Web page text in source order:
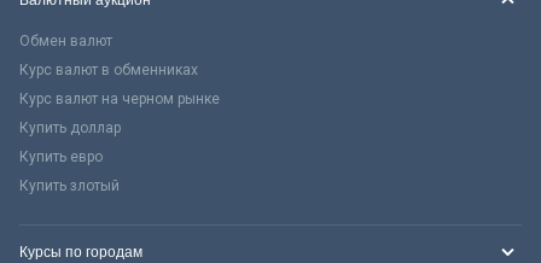
Обмен валют
Курс валют в обменниках
Курс валют на черном рынке
Купить доллар
Купить евро
Купить злотый
Курсы по городам